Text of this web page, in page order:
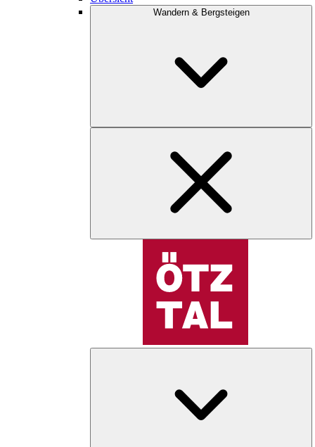
Wandern & Bergsteigen